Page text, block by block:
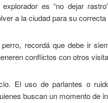
es “no dejar
a la ciudad para su
recordá que debe ir
conflictos con otros
El uso de parlantes o
buscan un momento de